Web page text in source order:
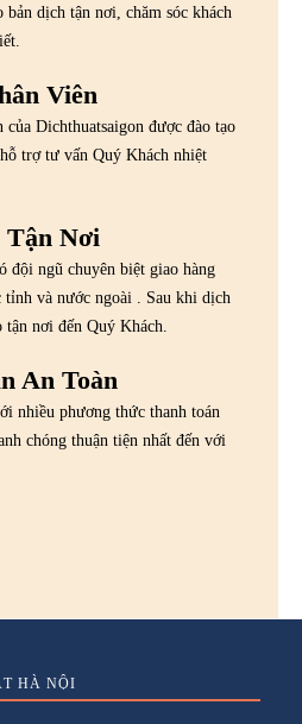
bản dịch tận nơi, chăm sóc khách
Viên
Dichthuatsaigon được đào tạo
trợ tư vấn Quý Khách nhiệt
Tận Nơi
đội ngũ chuyên biệt giao hàng
tỉnh và nước ngoài . Sau khi dịch
nơi đến Quý Khách.
An Toàn
nhiều phương thức thanh toán
chóng thuận tiện nhất đến với
HÀ NỘI